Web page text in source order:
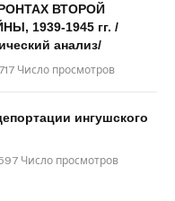
ВТОРОЙ
1939-1945 гг. /
анализ/
717 Число просмотров
ингушского
Число просмотров